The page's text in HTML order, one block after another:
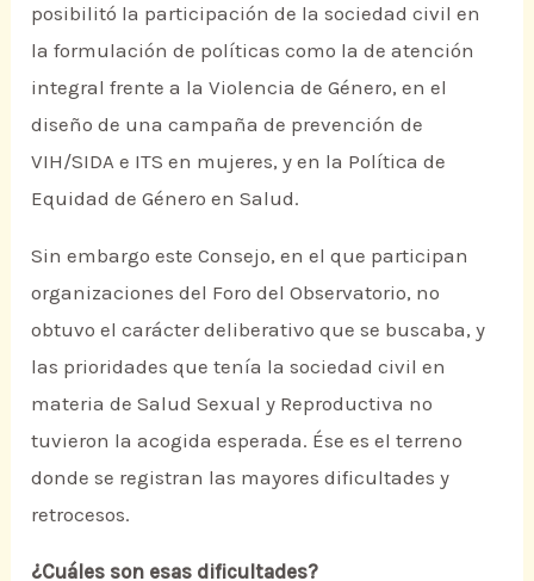
posibilitó la participación de la sociedad civil en
la formulación de políticas como la de atención
integral frente a la Violencia de Género, en el
diseño de una campaña de prevención de
VIH/SIDA e ITS en mujeres, y en la Política de
Equidad de Género en Salud.
Sin embargo este Consejo, en el que participan
organizaciones del Foro del Observatorio, no
obtuvo el carácter deliberativo que se buscaba, y
las prioridades que tenía la sociedad civil en
materia de Salud Sexual y Reproductiva no
tuvieron la acogida esperada. Ése es el terreno
donde se registran las mayores dificultades y
retrocesos.
¿Cuáles son esas dificultades?